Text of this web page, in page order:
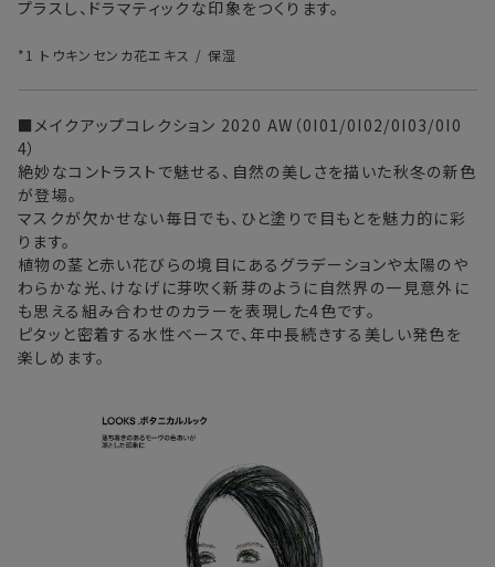
います。
・ラッピングのご注文、繁忙期および休業期間中
・ご注文内容の確認にお時間を要する
・複数製品購入により配送手配に時間がかかる
プラスし、ドラマティックな印象をつくります。
*1 トウキンセンカ花エキス / 保湿
■メイクアップコレクション 2020 AW（0I01/0I02/0I03/0I0
4）
絶妙なコントラストで魅せる、自然の美しさを描いた秋冬の新色
が登場。
マスクが欠かせない毎日でも、ひと塗りで目もとを魅力的に彩
ります。
植物の茎と赤い花びらの境目にあるグラデーションや太陽のや
わらかな光、けなげに芽吹く新芽のように自然界の一見意外に
も思える組み合わせのカラーを表現した4色です。
ピタッと密着する水性ベースで、年中長続きする美しい発色を
楽しめます。